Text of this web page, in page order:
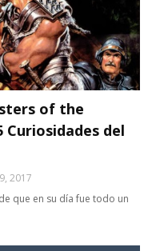
of the
Curiosidades del
2017
que en su día fue todo un